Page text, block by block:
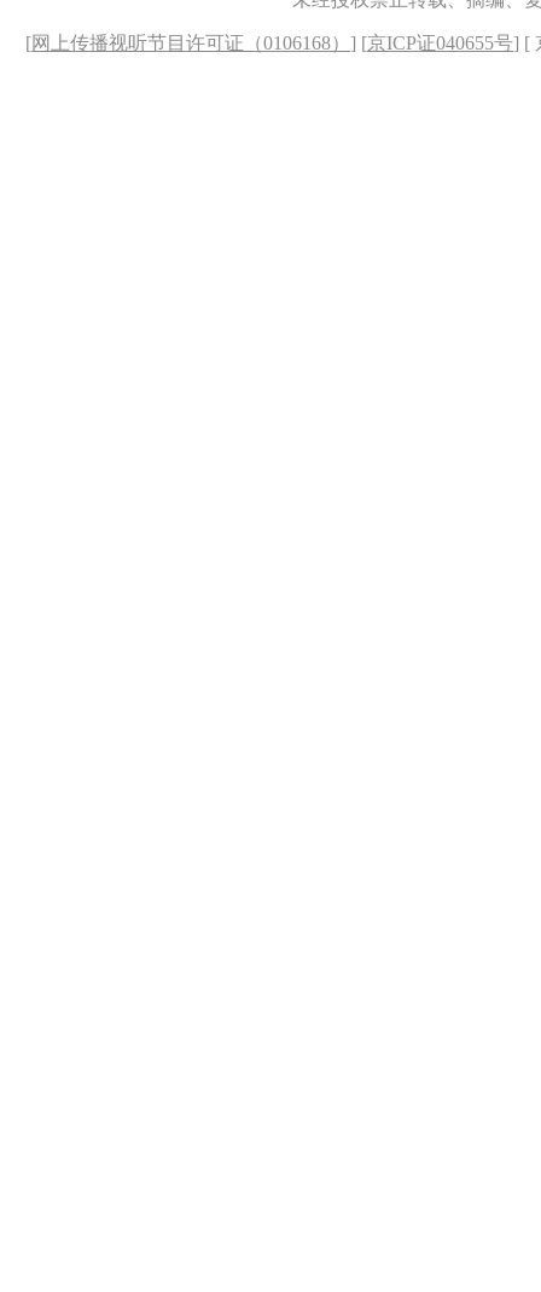
[网上传播视听节目许可证（0106168） ] [京ICP证040655号] [